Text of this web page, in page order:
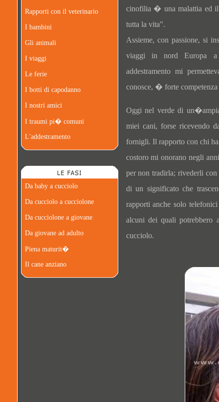
Rapporti con il veterinario
I bambini
Gli animali
I viaggi
Le ferie
I botti di capodanno
I nostri amici
I traumi pi� comuni
L'addestramento
Da baby a cucciolo
Da cucciolo a cucciolone
Da cucciolone a giovane
Da giovane ad adulto
Piena maturit�
Il cane anziano
cinofilia � una malattia ed
tutta la vita".
Assieme, con passione, si
viaggi in nord Europa a
addestramento mi
conosce, � forte competenza
Oggi nel verde di
miei cani, forse ricevendo
fornigli. Il rapporto con chi
costoro mi onorano negli
per non tradirla; rivederli
di un significato che
rapporti anche solo
alcuni dei quali potrebbero
cucciolo.